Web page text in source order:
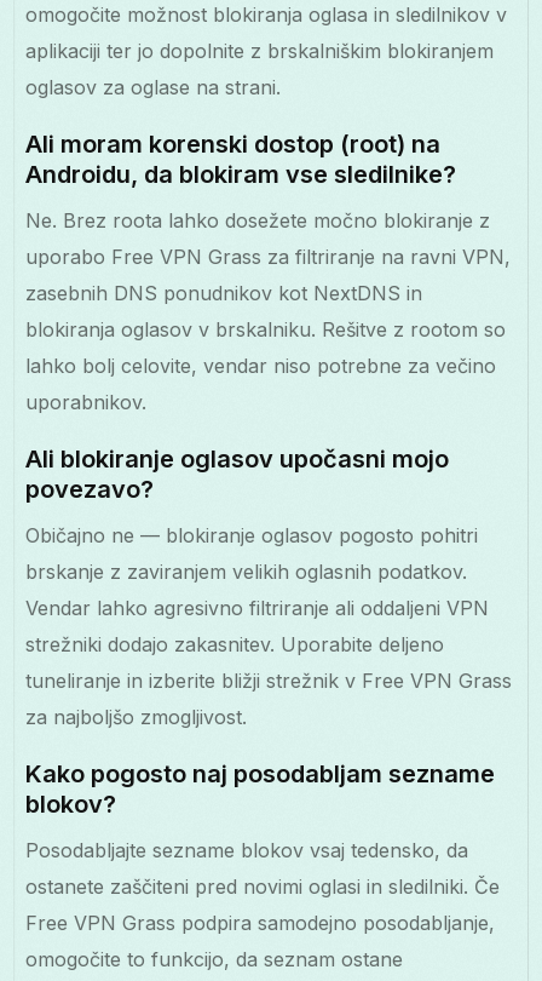
omogočite možnost blokiranja oglasa in sledilnikov v
aplikaciji ter jo dopolnite z brskalniškim blokiranjem
oglasov za oglase na strani.
Ali moram korenski dostop (root) na
Androidu, da blokiram vse sledilnike?
Ne. Brez roota lahko dosežete močno blokiranje z
uporabo Free VPN Grass za filtriranje na ravni VPN,
zasebnih DNS ponudnikov kot NextDNS in
blokiranja oglasov v brskalniku. Rešitve z rootom so
lahko bolj celovite, vendar niso potrebne za večino
uporabnikov.
Ali blokiranje oglasov upočasni mojo
povezavo?
Običajno ne — blokiranje oglasov pogosto pohitri
brskanje z zaviranjem velikih oglasnih podatkov.
Vendar lahko agresivno filtriranje ali oddaljeni VPN
strežniki dodajo zakasnitev. Uporabite deljeno
tuneliranje in izberite bližji strežnik v Free VPN Grass
za najboljšo zmogljivost.
Kako pogosto naj posodabljam sezname
blokov?
Posodabljajte sezname blokov vsaj tedensko, da
ostanete zaščiteni pred novimi oglasi in sledilniki. Če
Free VPN Grass podpira samodejno posodabljanje,
omogočite to funkcijo, da seznam ostane